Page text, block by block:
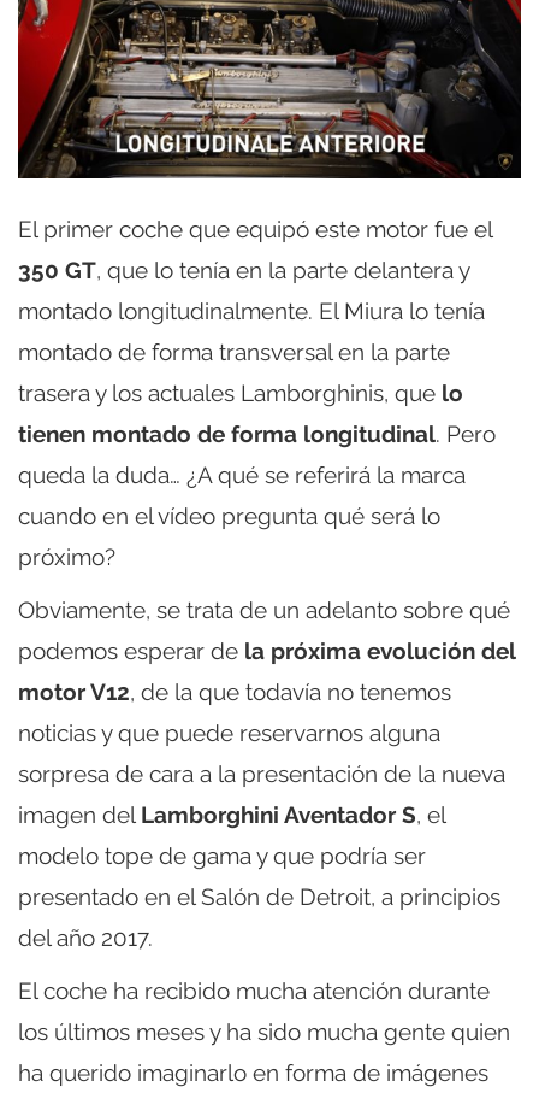
El primer coche que equipó este motor fue el
350 GT, que lo tenía en la parte delantera y
montado longitudinalmente. El Miura lo tenía
montado de forma transversal en la parte
trasera y los actuales Lamborghinis, que lo
tienen montado de forma longitudinal. Pero
queda la duda… ¿A qué se referirá la marca
cuando en el vídeo pregunta qué será lo
próximo?
Obviamente, se trata de un adelanto sobre qué
podemos esperar de la próxima evolución del
motor V12, de la que todavía no tenemos
noticias y que puede reservarnos alguna
sorpresa de cara a la presentación de la nueva
imagen del Lamborghini Aventador S, el
modelo tope de gama y que podría ser
presentado en el Salón de Detroit, a principios
del año 2017.
El coche ha recibido mucha atención durante
los últimos meses y ha sido mucha gente quien
ha querido imaginarlo en forma de imágenes